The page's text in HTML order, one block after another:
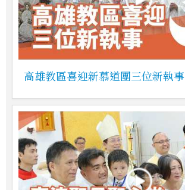
高雄教區喜迎新慕道團三位新執事